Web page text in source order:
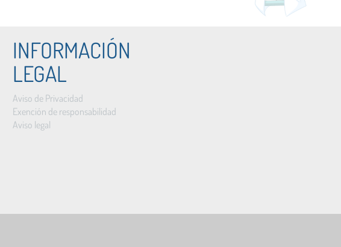
INFORMACIÓN
LEGAL
Aviso de Privacidad
Exención de responsabilidad
Aviso legal